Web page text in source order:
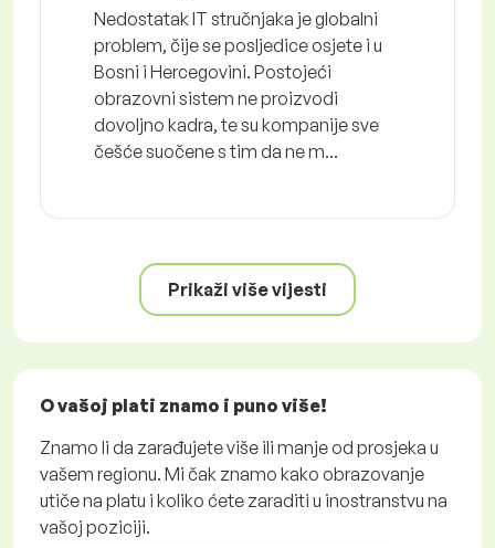
Nedostatak IT stručnjaka je globalni
problem, čije se posljedice osjete i u
Bosni i Hercegovini. Postojeći
obrazovni sistem ne proizvodi
dovoljno kadra, te su kompanije sve
češće suočene s tim da ne m...
Prikaži više vijesti
O vašoj plati znamo i puno više!
Znamo li da zarađujete više ili manje od prosjeka u
vašem regionu. Mi čak znamo kako obrazovanje
utiče na platu i koliko ćete zaraditi u inostranstvu na
vašoj poziciji.